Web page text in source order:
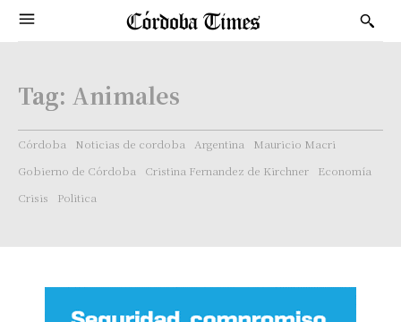
Tag: Animales
Córdoba Noticias de cordoba Argentina
Mauricio Macri
Gobierno de Córdoba
Cristina Fernandez de Kirchner
Economía
Crisis
Politica